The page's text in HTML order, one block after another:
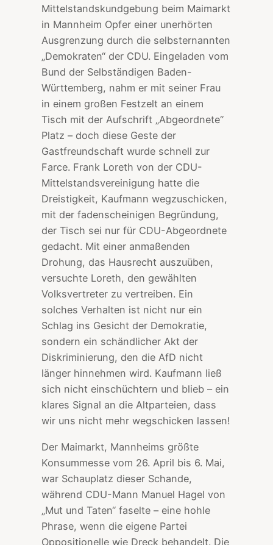
Mittelstandskundgebung beim Maimarkt
in Mannheim Opfer einer unerhörten
Ausgrenzung durch die selbsternannten
„Demokraten“ der CDU. Eingeladen vom
Bund der Selbständigen Baden-
Württemberg, nahm er mit seiner Frau
in einem großen Festzelt an einem
Tisch mit der Aufschrift „Abgeordnete“
Platz – doch diese Geste der
Gastfreundschaft wurde schnell zur
Farce. Frank Loreth von der CDU-
Mittelstandsvereinigung hatte die
Dreistigkeit, Kaufmann wegzuschicken,
mit der fadenscheinigen Begründung,
der Tisch sei nur für CDU-Abgeordnete
gedacht. Mit einer anmaßenden
Drohung, das Hausrecht auszuüben,
versuchte Loreth, den gewählten
Volksvertreter zu vertreiben. Ein
solches Verhalten ist nicht nur ein
Schlag ins Gesicht der Demokratie,
sondern ein schändlicher Akt der
Diskriminierung, den die AfD nicht
länger hinnehmen wird. Kaufmann ließ
sich nicht einschüchtern und blieb – ein
klares Signal an die Altparteien, dass
wir uns nicht mehr wegschicken lassen!
Der Maimarkt, Mannheims größte
Konsummesse vom 26. April bis 6. Mai,
war Schauplatz dieser Schande,
während CDU-Mann Manuel Hagel von
„Mut und Taten“ faselte – eine hohle
Phrase, wenn die eigene Partei
Oppositionelle wie Dreck behandelt. Die